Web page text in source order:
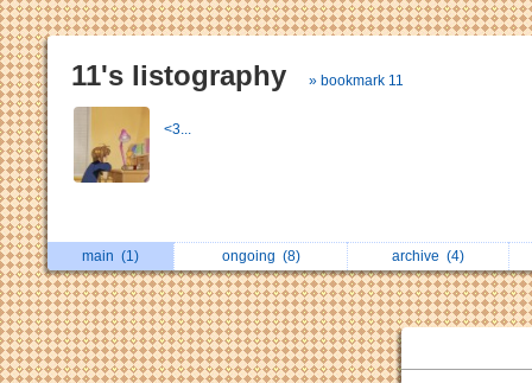
11's listography » bookmark 11
<3...
main (1) ongoing (8) archive (4)